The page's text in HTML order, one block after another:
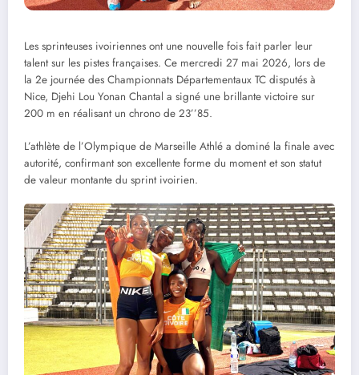
Les sprinteuses ivoiriennes ont une nouvelle fois fait parler leur
talent sur les pistes françaises. Ce mercredi 27 mai 2026, lors de
la 2e journée des Championnats Départementaux TC disputés à
Nice, Djehi Lou Yonan Chantal a signé une brillante victoire sur
200 m en réalisant un chrono de 23’’85.
L’athlète de l’Olympique de Marseille Athlé a dominé la finale avec
autorité, confirmant son excellente forme du moment et son statut
de valeur montante du sprint ivoirien.